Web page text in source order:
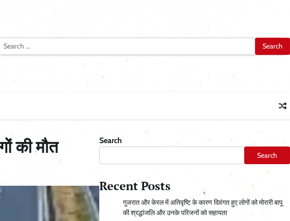
की मौत Search
Search
Recent Posts
गुजरात और केरल में अतिवृष्टि के कारण दिवंगत हुए लोगों को मोरारी बापू
की श्रद्धांजलि और उनके परिजनों को सहायता